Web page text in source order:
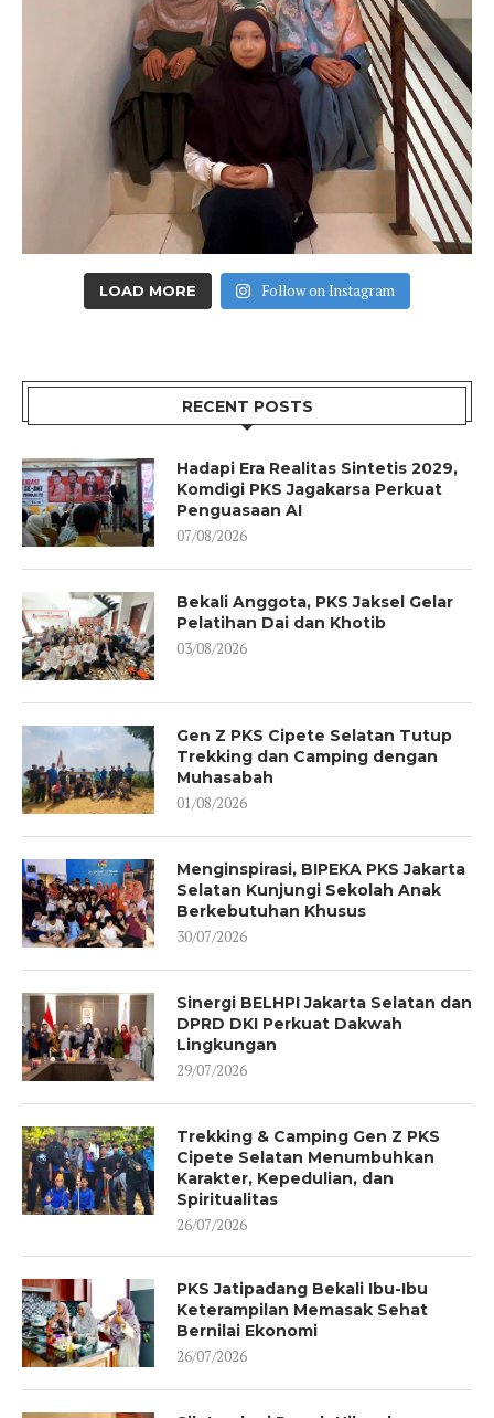
LOAD MORE Follow on Instagram
RECENT POSTS
Hadapi Era Realitas Sintetis 2029,
Komdigi PKS Jagakarsa Perkuat
Penguasaan AI
07/08/2026
Bekali Anggota, PKS Jaksel Gelar
Pelatihan Dai dan Khotib
03/08/2026
Gen Z PKS Cipete Selatan Tutup
Trekking dan Camping dengan
Muhasabah
01/08/2026
Menginspirasi, BIPEKA PKS Jakarta
Selatan Kunjungi Sekolah Anak
Berkebutuhan Khusus
30/07/2026
Sinergi BELHPI Jakarta Selatan dan
DPRD DKI Perkuat Dakwah
Lingkungan
29/07/2026
Trekking & Camping Gen Z PKS
Cipete Selatan Menumbuhkan
Karakter, Kepedulian, dan
Spiritualitas
26/07/2026
PKS Jatipadang Bekali Ibu-Ibu
Keterampilan Memasak Sehat
Bernilai Ekonomi
26/07/2026